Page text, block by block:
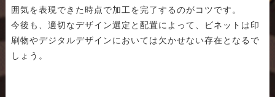
囲気を表現できた時点で加工を完了するのがコツです。
今後も、適切なデザイン選定と配置によって、ビネットは印
刷物やデジタルデザインにおいては欠かせない存在となるで
しょう。